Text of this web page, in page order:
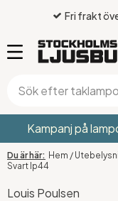
Fri frakt
Kampanj på
Hem /
Svart Ip44
Louis Poulsen